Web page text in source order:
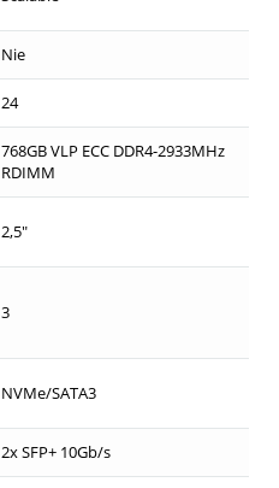
Nie
24
768GB VLP ECC DDR4-2933MHz
RDIMM
2,5"
3
NVMe/SATA3
2x SFP+ 10Gb/s